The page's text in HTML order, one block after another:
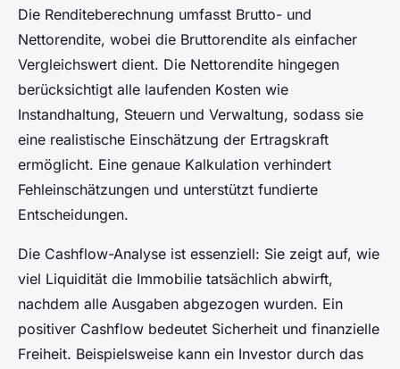
Die Renditeberechnung umfasst Brutto- und
Nettorendite, wobei die Bruttorendite als einfacher
Vergleichswert dient. Die Nettorendite hingegen
berücksichtigt alle laufenden Kosten wie
Instandhaltung, Steuern und Verwaltung, sodass sie
eine realistische Einschätzung der Ertragskraft
ermöglicht. Eine genaue Kalkulation verhindert
Fehleinschätzungen und unterstützt fundierte
Entscheidungen.
Die Cashflow-Analyse ist essenziell: Sie zeigt auf, wie
viel Liquidität die Immobilie tatsächlich abwirft,
nachdem alle Ausgaben abgezogen wurden. Ein
positiver Cashflow bedeutet Sicherheit und finanzielle
Freiheit. Beispielsweise kann ein Investor durch das